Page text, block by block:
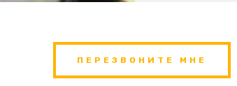
ПЕРЕЗВОНИТЕ МНЕ